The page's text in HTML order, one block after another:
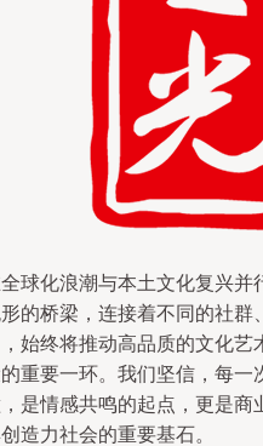
球化浪潮与本土文化复兴并
的桥梁，连接着不同的社群
始终将推动高品质的文化艺
重要一环。我们坚信，每一
是情感共鸣的起点，更是商
造力社会的重要基石。